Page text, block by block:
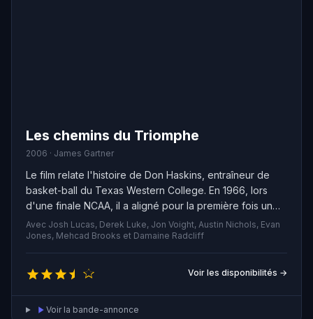
Les chemins du Triomphe
2006 · James Gartner
Le film relate l'histoire de Don Haskins, entraîneur de
basket-ball du Texas Western College. En 1966, lors
d'une finale NCAA, il a aligné pour la première fois un
cinq majeur entièrement composé de joueurs noirs,
marquant ainsi l'histoire de ce sport.
Avec Josh Lucas, Derek Luke, Jon Voight, Austin Nichols, Evan
Jones, Mehcad Brooks et Damaine Radcliff
Voir les disponibilités →
Voir la bande-annonce